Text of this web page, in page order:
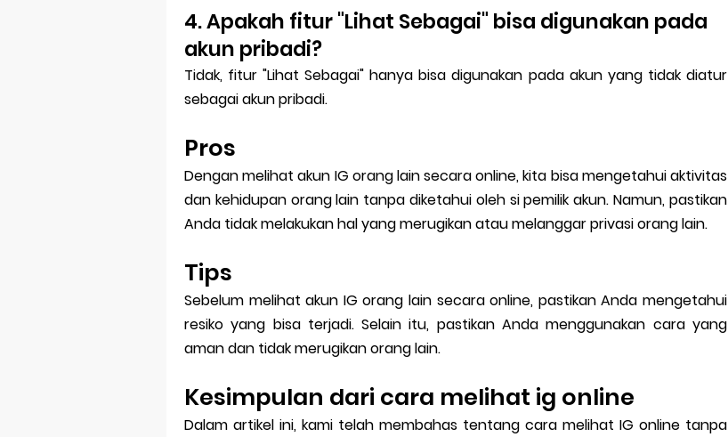
4. Apakah fitur "Lihat Sebagai" bisa digunakan pada
akun pribadi?
Tidak, fitur "Lihat Sebagai" hanya bisa digunakan pada akun yang tidak diatur
sebagai akun pribadi.
Pros
Dengan melihat akun IG orang lain secara online, kita bisa mengetahui aktivitas
dan kehidupan orang lain tanpa diketahui oleh si pemilik akun. Namun, pastikan
Anda tidak melakukan hal yang merugikan atau melanggar privasi orang lain.
Tips
Sebelum melihat akun IG orang lain secara online, pastikan Anda mengetahui
resiko yang bisa terjadi. Selain itu, pastikan Anda menggunakan cara yang
aman dan tidak merugikan orang lain.
Kesimpulan dari cara melihat ig online
Dalam artikel ini, kami telah membahas tentang cara melihat IG online tanpa